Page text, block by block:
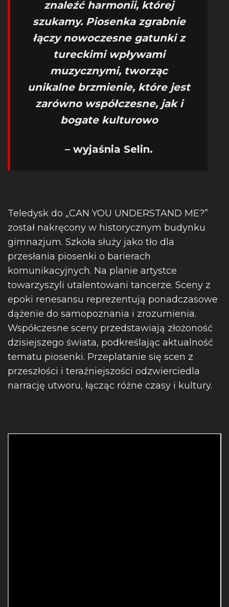
znaleźć harmonii, której
szukamy. Piosenka zgrabnie
łączy nowoczesne gatunki z
tureckimi wpływami
muzycznymi, tworząc
unikalne brzmienie, które jest
zarówno współczesne, jak i
bogate kulturowo
– wyjaśnia Selin.
Teledysk do „CAN YOU UNDERSTAND ME?”
został nakręcony w historycznym budynku
gimnazjum. Szkoła służy jako tło dla
przesłania piosenki o barierach
komunikacyjnych. Na planie artystce
towarzyszyli utalentowani tancerze. Sceny z
epoki renesansu reprezentują ponadczasowe
dążenie do samopoznania i zrozumienia.
Współczesne sceny przedstawiają złożoność
dzisiejszego świata, podkreślając aktualność
tematu piosenki. Przeplatanie się scen z
przeszłości i teraźniejszości odzwierciedla
narrację utworu, łącząc różne czasy i kultury.